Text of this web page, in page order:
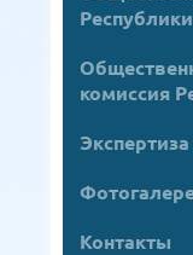
комиссия
Экспертиза
Контакты